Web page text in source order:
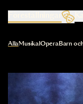
Val av kategori
AllaMusikal OperaBarn